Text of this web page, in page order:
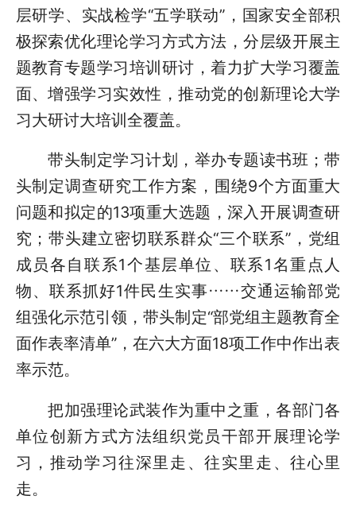
层研学、实战检学“五学联动”，国家安全部积
极探索优化理论学习方式方法，分层级开展主
题教育专题学习培训研讨，着力扩大学习覆盖
面、增强学习实效性，推动党的创新理论大学
习大研讨大培训全覆盖。
带头制定学习计划，举办专题读书班；带
头制定调查研究工作方案，围绕9个方面重大
问题和拟定的13项重大选题，深入开展调查研
究；带头建立密切联系群众“三个联系”，党组
成员各自联系1个基层单位、联系1名重点人
物、联系抓好1件民生实事……交通运输部党
组强化示范引领，带头制定“部党组主题教育全
面作表率清单”，在六大方面18项工作中作出表
率示范。
把加强理论武装作为重中之重，各部门各
单位创新方式方法组织党员干部开展理论学
习，推动学习往深里走、往实里走、往心里
走。